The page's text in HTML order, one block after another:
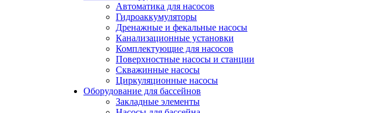
Автоматика для насосов
Гидроаккумуляторы
Дренажные и фекальные насосы
Канализационные установки
Комплектующие для насосов
Поверхностные насосы и станции
Скважинные насосы
Циркуляционные насосы
Оборудование для бассейнов
Закладные элементы